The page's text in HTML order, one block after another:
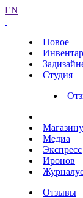
EN
Новое
Студия
Медиа
Экспресс
Иронов
Отзывы